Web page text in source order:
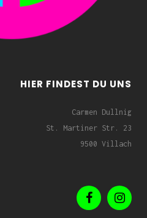
HIER FINDEST DU UNS
Carmen Dullnig
St. Martiner Str. 23
9500 Villach